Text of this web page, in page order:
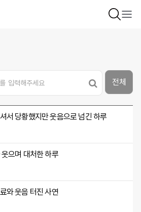
전체
서 당황했지만 웃음으로 넘긴 하루
으며 대처한 하루
와 웃음 터진 사연